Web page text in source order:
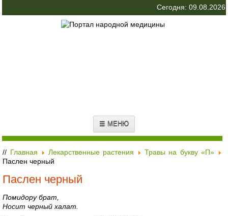
Сегодня: 09.08.2026
☰ МЕНЮ
// Главная Лекарственные растения
Травы на букву «П»
Паслен черный
Паслен черный
Помидору брат,
Носит черный халат.